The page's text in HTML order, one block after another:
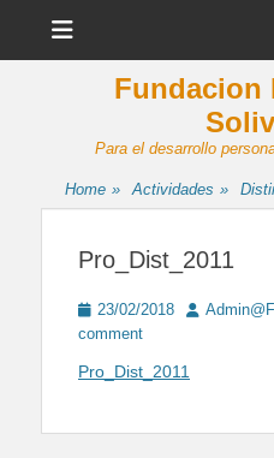
Fundacion
Para el desarrollo
Home » Actividades »
Pro_Dist_2011
Posted
on
23/02/2018 Author
comment
Pro_Dist_2011